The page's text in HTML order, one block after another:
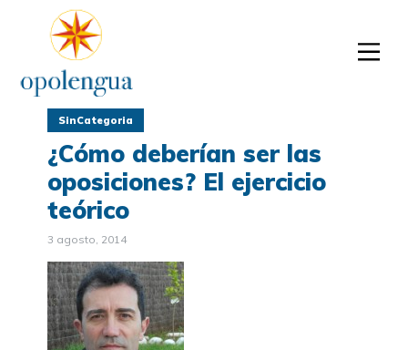
SinCategoria
¿Cómo deberían ser las
oposiciones? El ejercicio
teórico
3 agosto, 2014